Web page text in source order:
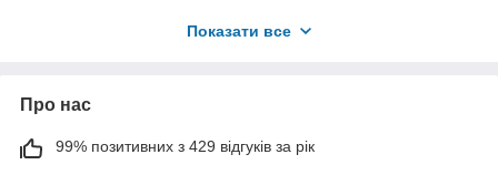
Перш ніж приступати до заміни датчиків, варто знати:
Знати точне розташування датчика в автомобілі.
Враховувати, де датчик розподільного валу ВАЗ купити в
Показати все
Про нас
99% позитивних з 429 відгуків за рік